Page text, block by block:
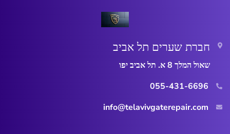
חברת שערים תל אביב
שאול המלך 8 א. תל אביב יפו
055-431-6696
info@telavivgaterepair.com